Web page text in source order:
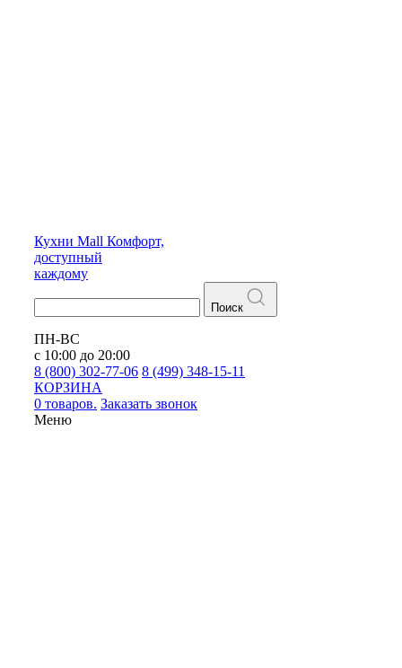
Кухни Mall Комфорт,
доступный
каждому
Поиск
ПН-ВС
с 10:00 до 20:00
8 (800) 302-77-06 8 (499) 348-15-11
КОРЗИНА
0 товаров. Заказать звонок
Меню